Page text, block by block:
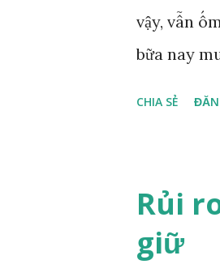
vậy, vẫn
bữa nay
CHIA SẺ
Rủi
giữ